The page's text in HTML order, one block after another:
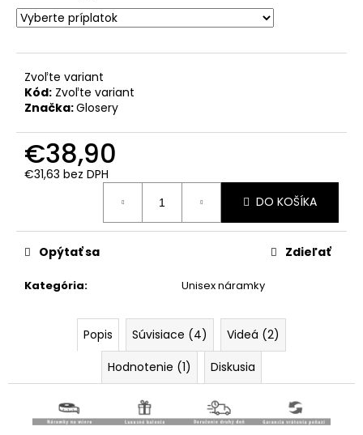
Zvoľte variant
Kód: Zvoľte variant
Značka:Glosery
€38,90
€31,63 bez DPH
DO KOŠÍKA
Kategória: Unisex náramky
Opýtať sa Zdieľať
Popis Súvisiace (4)
Videá (2)
Hodnotenie (1)
Diskusia